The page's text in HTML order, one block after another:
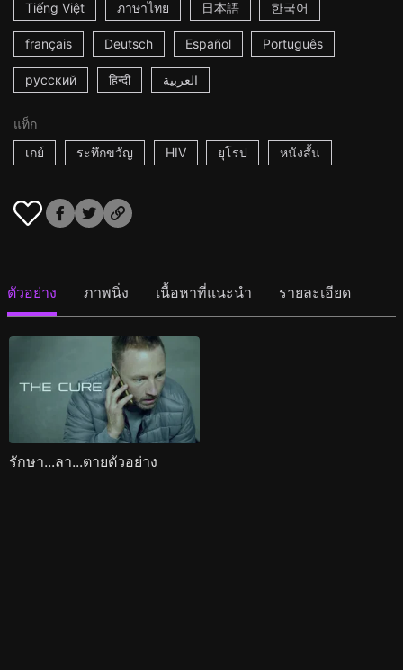
Tiếng Việt ภาษาไทย 日本語 한국어
français Deutsch Español Português
русский हिन्दी العربية
แท็ก
เกย์
ระทึกขวัญ HIV ยุโรป หนังสั้น
ตัวอย่าง ภาพนิ่ง เนื้อหาที่แนะนำ รายละเอียด
รักษา...ลา...ตายตัวอย่าง